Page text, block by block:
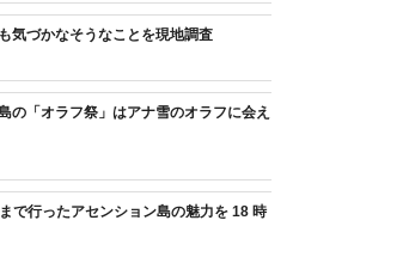
気づかなそうなことを現地調査
の「オラフ祭」はアナ雪のオラフに会え
で行ったアセンション島の魅力を 18 時